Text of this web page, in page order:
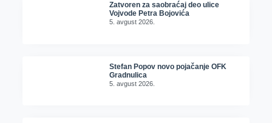
Zatvoren za saobraćaj deo ulice
Vojvode Petra Bojovića
5. avgust 2026.
Stefan Popov novo pojačanje OFK
Gradnulica
5. avgust 2026.